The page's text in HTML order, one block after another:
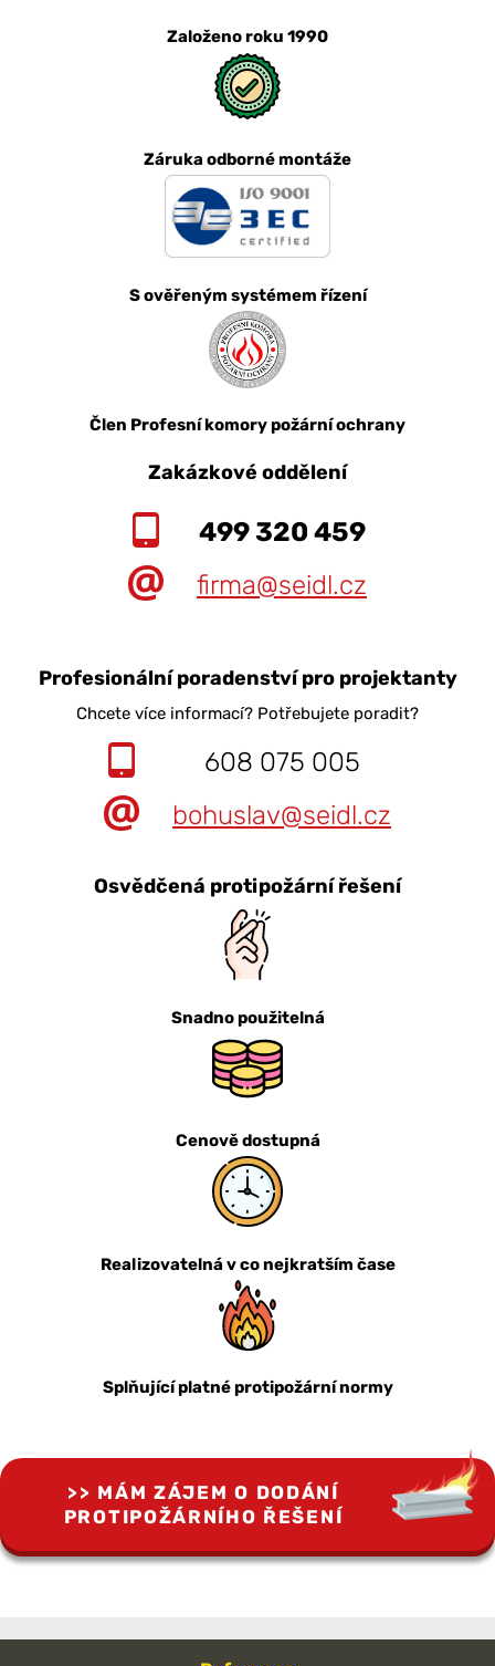
Založeno roku 1990
Záruka odborné montáže
S ověřeným systémem řízení
Člen Profesní komory požární ochrany
Zakázkové oddělení
499 320 459
firma@seidl.cz
Profesionální poradenství pro projektanty
Chcete více informací? Potřebujete poradit?
608 075 005
bohuslav@seidl.cz
Osvědčená protipožární řešení
Snadno použitelná
Cenově dostupná
Realizovatelná v co nejkratším čase
Splňující platné protipožární normy
MÁM ZÁJEM O DODÁNÍ
PROTIPOŽÁRNÍHO ŘEŠENÍ